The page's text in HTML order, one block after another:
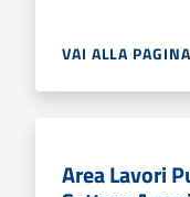
VAI ALLA PAGINA
Area Lavori